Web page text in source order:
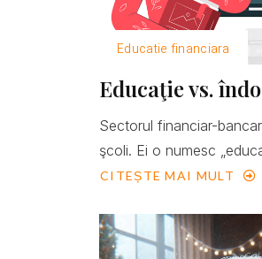
Educatie financiara
Educaţie vs.
Sectorul financiar-
şcoli. Ei o numesc
CITEȘTE MAI MULT